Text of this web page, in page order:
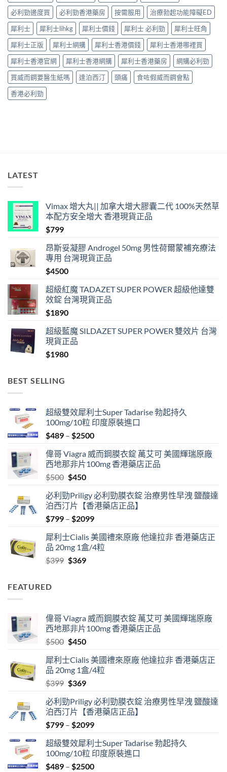
南：
30
分
見
效、
最
長
36
小
時、
正
購
安
全
性
整
解
析〉
中
必利勁邊度買 必利勁香港藥房 按需服用
治療勃起功能障礙ED
犀利士
犀利士lihkg 犀利士價錢 犀利士 必利勁
犀利士旺角
犀利士正版
犀利士網購 犀利士香港價錢
犀利士香港哪裡買
犀利士香港官網
犀利士香港網購 犀利士香港藥房
網購必利勁
買威而鋼要醫生紙嗎
達泊西汀 頭痛
食咗假威而鋼會點
香港必利勁
LATEST
Vimax 增大丸|| 加拿大增大膠囊二代 100%天然草
本配方安全增大 香港現貨正品
$799
昂斯妥凝膠 Androgel 50mg 男性荷爾蒙補充療法
專用 台灣現貨正品
$4500
超級紅魔 TADAZET SUPER POWER 超級他達雙
效錠 台灣現貨正品
$1890
超級藍魔 SILDAZET SUPER POWER 雙效片 台灣
現貨正品
$1980
BEST SELLING
超級雙效犀利士Super Tadarise 勃起持久
100mg/10粒 印度原裝進口
$489 – $2500Price
$489
through
偉哥 Viagra 威而鋼膜衣錠 萬艾可 美國輝瑞原廠
西地那非片100mg 香港藥店正品
$500 Original
was:
$500.
$450Current
is:
$450.
必利勁Priligy 必利勁膜衣錠 治療男性早洩 鹽酸達
泊西汀片【香港藥店正品】
$799 – $2099Price
$799
through
犀利士Cialis 美國禮來原廠 他達拉非 香港藥店正
品 20mg 1盒/4粒
$399 Original
$369Current
FEATURED
偉哥 Viagra 威而鋼膜衣錠 萬艾可 美國輝瑞原廠
西地那非片100mg 香港藥店正品
$500 Original
was:
$500.
$450Current
is:
$450.
犀利士Cialis 美國禮來原廠 他達拉非 香港藥店正
品 20mg 1盒/4粒
$399 Original
was:
$399.
$369Current
is:
$369.
必利勁Priligy 必利勁膜衣錠 治療男性早洩 鹽酸達
泊西汀片【香港藥店正品】
$799 – $2099Price
$799
through
$2099
超級雙效犀利士Super Tadarise 勃起持久
100mg/10粒 印度原裝進口
$489 – $2500Price